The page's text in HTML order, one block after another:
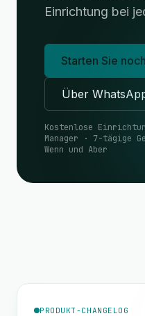
Einrichtung bei
Starten Sie
Über
Kostenlose
Manager · 7-tägige
Wenn und Aber
PRODUKT-CHANGELOG